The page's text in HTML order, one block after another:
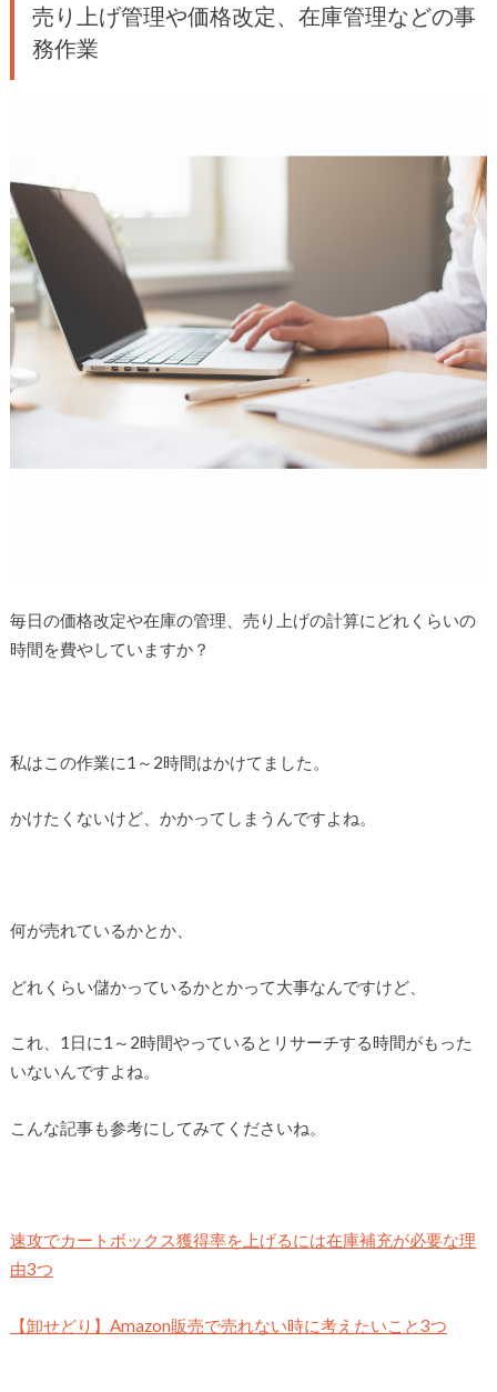
売り上げ管理や価格改定、在庫管理などの事
務作業
毎日の価格改定や在庫の管理、売り上げの計算にどれくらいの
時間を費やしていますか？
私はこの作業に1～2時間はかけてました。
かけたくないけど、かかってしまうんですよね。
何が売れているかとか、
どれくらい儲かっているかとかって大事なんですけど、
これ、1日に1～2時間やっているとリサーチする時間がもった
いないんですよね。
こんな記事も参考にしてみてくださいね。
速攻でカートボックス獲得率を上げるには在庫補充が必要な理
由3つ
【卸せどり】Amazon販売で売れない時に考えたいこと3つ